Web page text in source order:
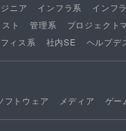
ニア インフラ系 インフ
ト 管理系 プロジェクト
ィス系 社内SE ヘルプデ
フトウェア メディア ゲー